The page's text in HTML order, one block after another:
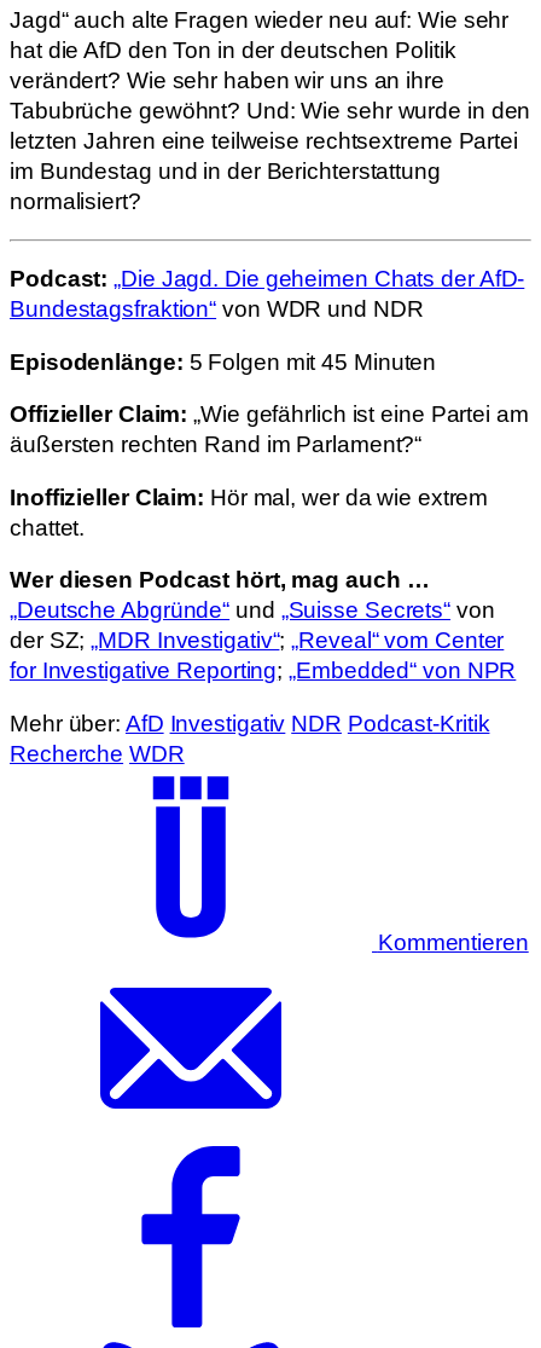
Jagd“ auch alte Fragen wieder neu auf: Wie sehr
hat die AfD den Ton in der deutschen Politik
verändert? Wie sehr haben wir uns an ihre
Tabubrüche gewöhnt? Und: Wie sehr wurde in den
letzten Jahren eine teilweise rechtsextreme Partei
im Bundestag und in der Berichterstattung
normalisiert?
Podcast: „Die Jagd. Die geheimen Chats der AfD-
Bundestagsfraktion“ von WDR und NDR
Episodenlänge: 5 Folgen mit 45 Minuten
Offizieller Claim: „Wie gefährlich ist eine Partei am
äußersten rechten Rand im Parlament?“
Inoffizieller Claim: Hör mal, wer da wie extrem
chattet.
Wer diesen Podcast hört, mag auch …
„Deutsche Abgründe“ und „Suisse Secrets“ von
der SZ;„MDR Investigativ“;„Reveal“ vom Center
for Investigative Reporting;„Embedded“ von NPR
Mehr über: AfD Investigativ NDR Podcast-Kritik
Recherche WDR
Kommentieren